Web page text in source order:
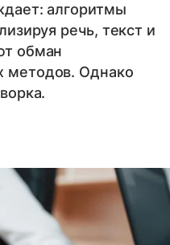
алгоритмы
речь, текст и
обман
методов. Однако